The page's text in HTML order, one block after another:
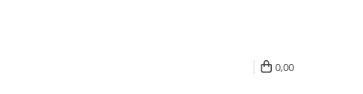
0,00